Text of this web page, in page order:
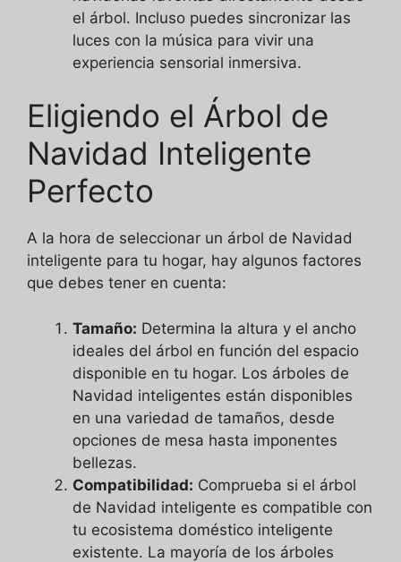
el árbol. Incluso puedes sincronizar las
luces con la música para vivir una
experiencia sensorial inmersiva.
Eligiendo el Árbol de
Navidad Inteligente
Perfecto
A la hora de seleccionar un árbol de Navidad
inteligente para tu hogar, hay algunos factores
que debes tener en cuenta:
Tamaño: Determina la altura y el ancho
ideales del árbol en función del espacio
disponible en tu hogar. Los árboles de
Navidad inteligentes están disponibles
en una variedad de tamaños, desde
opciones de mesa hasta imponentes
bellezas.
Compatibilidad: Comprueba si el árbol
de Navidad inteligente es compatible con
tu ecosistema doméstico inteligente
existente. La mayoría de los árboles